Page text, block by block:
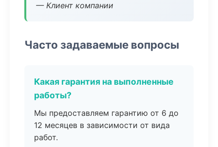
— Клиент компании
Часто задаваемые вопросы
Какая гарантия на выполненные
работы?
Мы предоставляем гарантию от 6 до
12 месяцев в зависимости от вида
работ.